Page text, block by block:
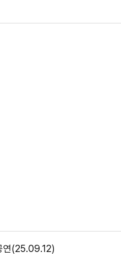
연(25.09.12)